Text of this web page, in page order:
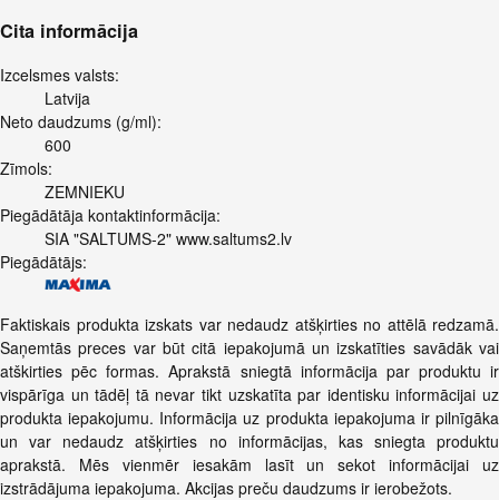
Cita informācija
Izcelsmes valsts:
Latvija
Neto daudzums (g/ml):
600
Zīmols:
ZEMNIEKU
Piegādātāja kontaktinformācija:
SIA "SALTUMS-2" www.saltums2.lv
Piegādātājs:
Faktiskais produkta izskats var nedaudz atšķirties no attēlā redzamā.
Saņemtās preces var būt citā iepakojumā un izskatīties savādāk vai
atškirties pēc formas. Aprakstā sniegtā informācija par produktu ir
vispārīga un tādēļ tā nevar tikt uzskatīta par identisku informācijai uz
produkta iepakojumu. Informācija uz produkta iepakojuma ir pilnīgāka
un var nedaudz atšķirties no informācijas, kas sniegta produktu
aprakstā. Mēs vienmēr iesakām lasīt un sekot informācijai uz
izstrādājuma iepakojuma. Akcijas preču daudzums ir ierobežots.